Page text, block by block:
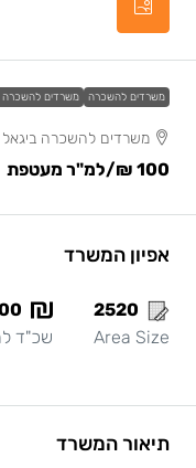
משרדים להשכרה משרדים להשכרה
משרדים להשכרה ביגאל
100 ₪ /למ"ר מעטפת
אפיון המשרד
2520
Area Size
שכ"ד
תיאור המשרד